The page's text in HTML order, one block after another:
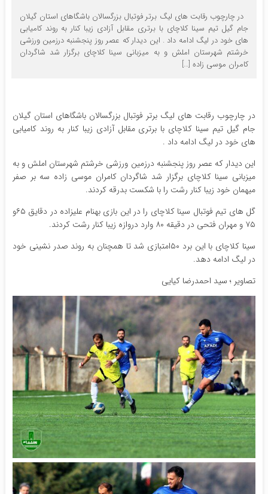
در چارچوب رقابت های لیگ برتر فوتبال بزرگسالان باشگاهای استان گیلان
جام گیل تیم سینا کلاچای با برتری مقابل آزادی زیبا کنار به روند کامیابی
های خود در لیگ ادامه داد . این دیدار که عصر روز پنجشنبه درزمین ورزشی
خرشتم شهرستان املش و به میزبانی سینا کلاچای برگزار شد شاگردان
کامران موسی زاده […]
در چارچوب رقابت های لیگ برتر فوتبال بزرگسالان باشگاهای استان گیلان
جام گیل تیم سینا کلاچای با برتری مقابل آزادی زیبا کنار به روند کامیابی
های خود در لیگ ادامه داد .
این دیدار که عصر روز پنجشنبه درزمین ورزشی خرشتم شهرستان املش و به
میزبانی سینا کلاچای برگزار شد شاگردان کامران موسی زاده سه بر صفر
میهمان خود زیبا کنار رشت را با شکست بدرقه کردند.
گل های تیم فوتبال سینا کلاچای را در این بازی بهنام علیزاده در دقایق ۶۵و
۷۵ و مهران فتحی در دقیقه ۸۰ وارد دروازه زیبا کنار رشت کردند.
سینا کلاچای با این برد ۵۰امتبازی شد تا همچنان به روند صدر نشینی خود
در لیگ ادامه دهد.
تصاویر ؛ سید احمدرضا کیایی